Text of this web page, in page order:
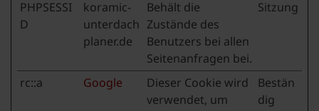
PHPSESSI
D
koramic-
unterdach
planer.de
Behält die
Zustände des
Benutzers bei allen
Seitenanfragen bei.
Sitzung
rc::a Google
Dieser Cookie wird
verwendet, um
Bestän
dig